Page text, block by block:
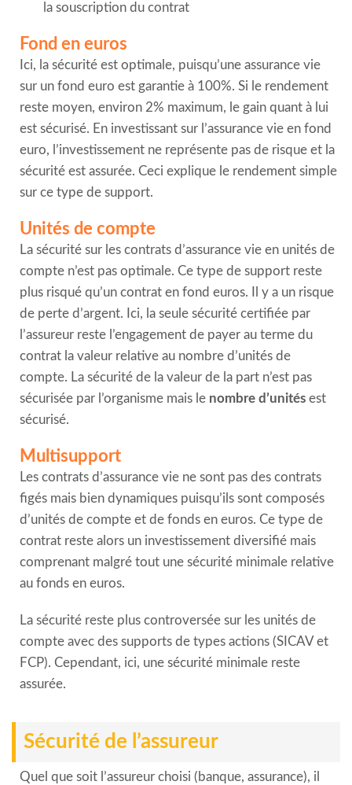
la souscription du contrat
Fond en euros
Ici, la sécurité est optimale, puisqu’une assurance vie
sur un fond euro est garantie à 100%. Si le rendement
reste moyen, environ 2% maximum, le gain quant à lui
est sécurisé. En investissant sur l’assurance vie en fond
euro, l’investissement ne représente pas de risque et la
sécurité est assurée. Ceci explique le rendement simple
sur ce type de support.
Unités de compte
La sécurité sur les contrats d’assurance vie en unités de
compte n’est pas optimale. Ce type de support reste
plus risqué qu’un contrat en fond euros. Il y a un risque
de perte d’argent. Ici, la seule sécurité certifiée par
l’assureur reste l’engagement de payer au terme du
contrat la valeur relative au nombre d’unités de
compte. La sécurité de la valeur de la part n’est pas
sécurisée par l’organisme mais le nombre d’unités est
sécurisé.
Multisupport
Les contrats d’assurance vie ne sont pas des contrats
figés mais bien dynamiques puisqu’ils sont composés
d’unités de compte et de fonds en euros. Ce type de
contrat reste alors un investissement diversifié mais
comprenant malgré tout une sécurité minimale relative
au fonds en euros.
La sécurité reste plus controversée sur les unités de
compte avec des supports de types actions (SICAV et
FCP). Cependant, ici, une sécurité minimale reste
assurée.
Sécurité de l’assureur
Quel que soit l’assureur choisi (banque, assurance), il